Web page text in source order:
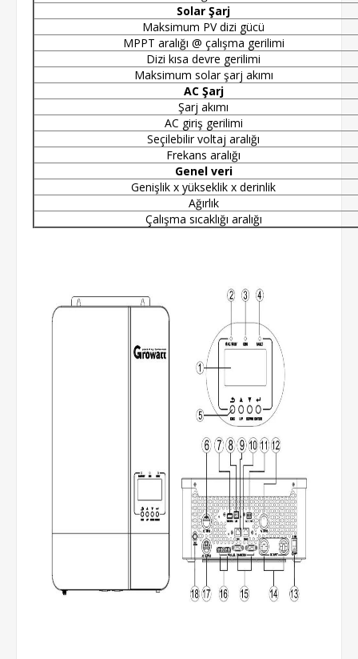
Solar Şarj
Maksimum PV dizi gücü
MPPT aralığı @ çalışma gerilimi
Dizi kısa devre gerilimi
Maksimum solar şarj akımı
AC Şarj
Şarj akımı
AC giriş gerilimi
Seçilebilir voltaj aralığı
Frekans aralığı
Genel veri
Genişlik x yükseklik x derinlik
Ağırlık
Çalışma sıcaklığı aralığı